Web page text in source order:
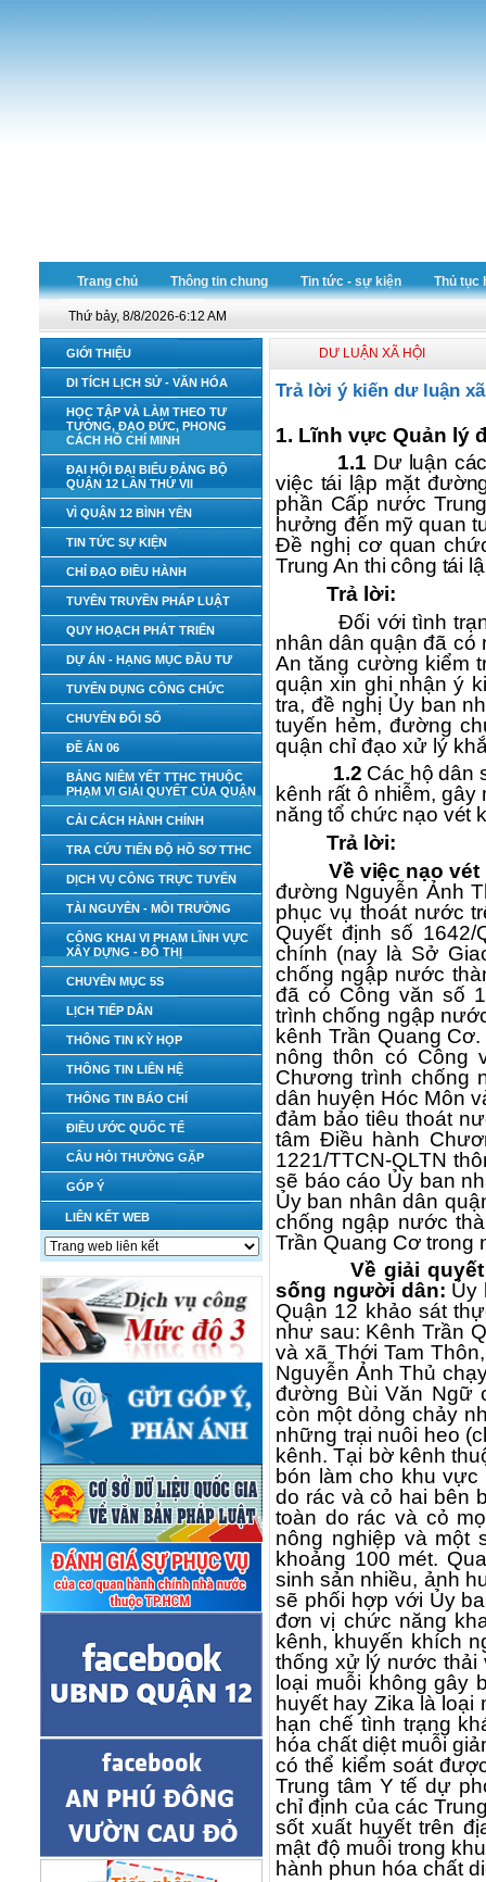
Trang chủ Thông tin chung Tin tức - sự kiện Thủ tục
Thứ bảy, 8/8/2026-6:12 AM
GIỚI THIỆU
DI TÍCH LỊCH SỬ - VĂN HÓA
HỌC TẬP VÀ LÀM THEO TƯ
TƯỞNG, ĐẠO ĐỨC, PHONG
CÁCH HỒ CHÍ MINH
ĐẠI HỘI ĐẠI BIỂU ĐẢNG BỘ
QUẬN 12 LẦN THỨ VII
VÌ QUẬN 12 BÌNH YÊN
TIN TỨC SỰ KIỆN
CHỈ ĐẠO ĐIỀU HÀNH
TUYÊN TRUYỀN PHÁP LUẬT
QUY HOẠCH PHÁT TRIỂN
DỰ ÁN - HẠNG MỤC ĐẦU TƯ
TUYỂN DỤNG CÔNG CHỨC
CHUYỂN ĐỔI SỐ
ĐỀ ÁN 06
BẢNG NIÊM YẾT TTHC THUỘC
PHẠM VI GIẢI QUYẾT CỦA QUẬN
CẢI CÁCH HÀNH CHÍNH
TRA CỨU TIẾN ĐỘ HỒ SƠ TTHC
DỊCH VỤ CÔNG TRỰC TUYẾN
TÀI NGUYÊN - MÔI TRƯỜNG
CÔNG KHAI VI PHẠM LĨNH VỰC
XÂY DỰNG - ĐÔ THỊ
CHUYÊN MỤC 5S
LỊCH TIẾP DÂN
THÔNG TIN KỲ HỌP
THÔNG TIN LIÊN HỆ
THÔNG TIN BÁO CHÍ
ĐIỀU ƯỚC QUỐC TẾ
CÂU HỎI THƯỜNG GẶP
GÓP Ý
LIÊN KẾT WEB
DƯ LUẬN XÃ HỘI
Trả lời ý kiến dư luận
1. Lĩnh vực Quản lý
1.1 Dư luận
việc tái lập mặt
phần Cấp nước
hưởng đến mỹ quan
Đề nghị cơ quan
Trung An thi công tái
Trả lời:
Đối với tình
nhân dân quận đã có
An tăng cường kiểm
quận xin ghi nhận ý
tra, đề nghị Ủy ban
tuyến hẻm, đường
quận chỉ đạo xử lý
1.2 Các hộ dân
kênh rất ô nhiễm,
năng tổ chức nạo vét
Trả lời:
Về việc nạo
đường Nguyễn Ảnh
phục vụ thoát nước
Quyết định số
chính (nay là Sở
chống ngập nước
đã có Công văn số
trình chống ngập
kênh Trần Quang
nông thôn có Công
Chương trình chống
dân huyện Hóc Môn
đảm bảo tiêu thoát
tâm Điều hành
1221/TTCN-QLTN
sẽ báo cáo Ủy ban
Ủy ban nhân dân
chống ngập nước
Trần Quang Cơ trong
Về giải
sống người dân: Ủy
Quận 12 khảo sát
như sau: Kênh Trần
và xã Thới Tam
Nguyễn Ảnh Thủ
đường Bùi Văn Ngữ
còn một dỏng chảy
những trại nuôi heo
kênh. Tại bờ kênh
bón làm cho khu
do rác và cỏ hai bên
toàn do rác và cỏ
nông nghiệp và một
khoảng 100 mét.
sinh sản nhiều, ảnh
sẽ phối hợp với Ủy
đơn vị chức năng
kênh, khuyến khích
thống xử lý nước thải
loại muỗi không gây
huyết hay Zika là
hạn chế tình trạng
hóa chất diệt muỗi
có thể kiểm soát
Trung tâm Y tế dự
chỉ định của các
sốt xuất huyết trên
mật độ muỗi trong
hành phun hóa chất